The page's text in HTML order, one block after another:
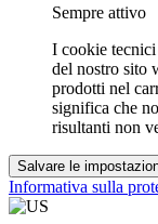
Sempre attivo
I cookie tecnici
del nostro sito
prodotti nel
significa che
risultanti non
Salvare le
Informativa sulla